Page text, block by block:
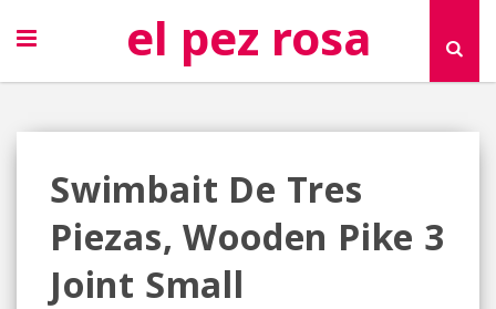
el pez rosa
Swimbait De Tres
Piezas, Wooden Pike 3
Joint Small